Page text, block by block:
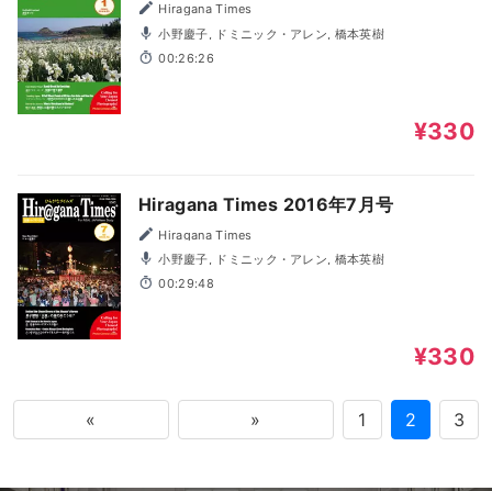
Hiragana Times
小野慶子, ドミニック・アレン, 橋本英樹
00:26:26
¥330
Hiragana Times 2016年7月号
Hiragana Times
小野慶子, ドミニック・アレン, 橋本英樹
00:29:48
¥330
« » 1 2 3